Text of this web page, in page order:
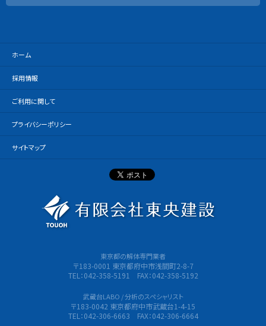
ホーム
採用情報
ご利用に関して
プライバシーポリシー
サイトマップ
東京都の解体専門業者
〒183-0001 東京都府中市浅間町2-8-7
TEL：042-358-5191 FAX：042-358-5192
武蔵台LABO / 分析のスペシャリスト
〒183-0042 東京都府中市武蔵台1-4-15
TEL：042-306-6663 FAX：042-306-6664